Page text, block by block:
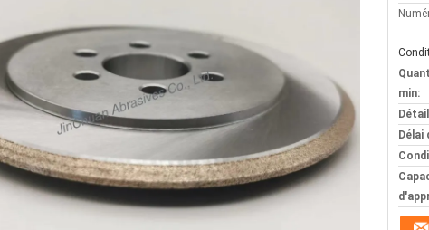
min:
Délai